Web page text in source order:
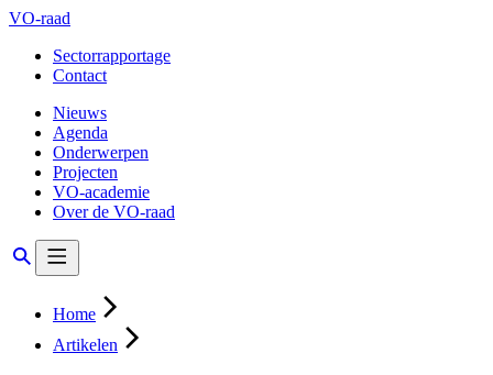
VO-raad
Sectorrapportage
Contact
Nieuws
Agenda
Onderwerpen
Projecten
VO-academie
Over de VO-raad
Home
Artikelen